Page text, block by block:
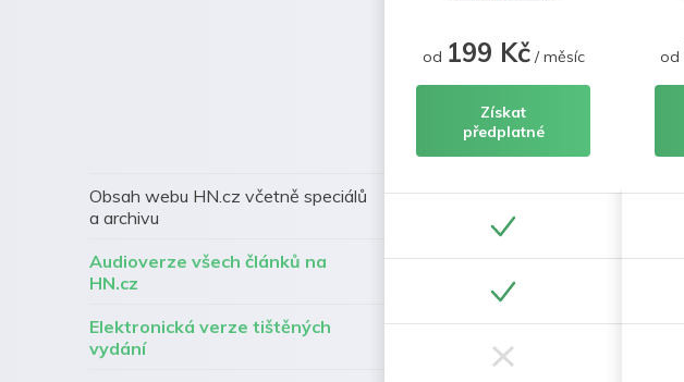
Obsah webu HN.cz včetně speciálů
a archivu
Audioverze všech článků na
HN.cz
Elektronická verze tištěných
vydání
od 199 Kč/ měsíc
Získat
předplatné
od